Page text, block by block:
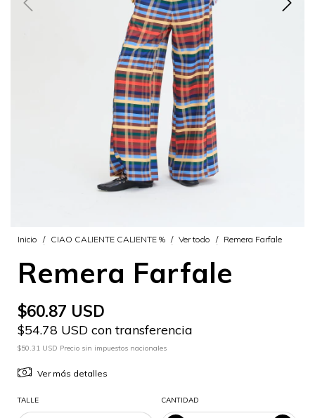
Inicio / CIAO CALIENTE CALIENTE % / Ver todo / Remera Farfale
Remera Farfale
$60.87 USD
$54.78 USD con transferencia
$50.31 USD Precio sin impuestos nacionales
Ver más detalles
TALLE CANTIDAD